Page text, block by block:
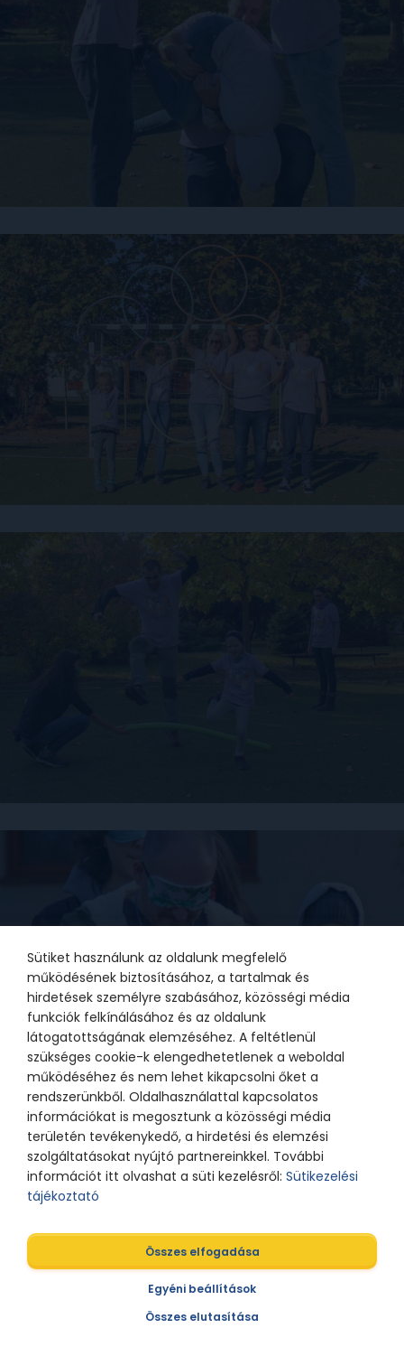
Sütiket használunk az oldalunk megfelelő
működésének biztosításához, a tartalmak és
hirdetések személyre szabásához, közösségi média
funkciók felkínálásához és az oldalunk
látogatottságának elemzéséhez. A feltétlenül
szükséges cookie-k elengedhetetlenek a weboldal
működéséhez és nem lehet kikapcsolni őket a
rendszerünkből. Oldalhasználattal kapcsolatos
információkat is megosztunk a közösségi média
területén tevékenykedő, a hirdetési és elemzési
szolgáltatásokat nyújtó partnereinkkel. További
információt itt olvashat a süti kezelésről: Sütikezelési
tájékoztató
Összes elfogadása
Egyéni beállítások
Összes elutasítása